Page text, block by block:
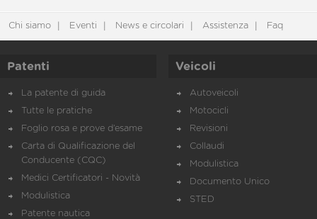
Chi siamo Eventi News e circolari Assistenza Faq
Patenti
La patente di guida
Tutte le pratiche
Foglio rosa e prove d’esame
Carta di Qualificazione del
Conducente (CQC)
Medici Certificatori - Novità
Modulistica
Patente nautica
Veicoli
Autoveicoli
Motocicli
Revisioni
Collaudi
Modulistica
Documento Unico
STED